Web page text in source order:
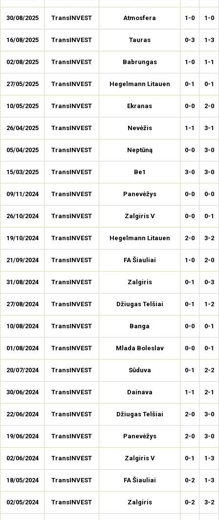
30/08/2025 TransINVEST Atmosfera 1-0 1-0
16/08/2025 TransINVEST Tauras 0-3 1-3
02/08/2025 TransINVEST Babrungas 1-0 1-1
27/05/2025 TransINVEST Hegelmann Litauen 0-1 0-1
10/05/2025 TransINVEST Ekranas 0-0 2-0
26/04/2025 TransINVEST Nevėžis 1-1 3-1
05/04/2025 TransINVEST Neptūną 0-0 3-0
15/03/2025 TransINVEST Be1 3-0 3-0
09/11/2024 TransINVEST Panevėžys 0-0 0-0
26/10/2024 TransINVEST Zalgiris V 0-0 0-1
19/10/2024 TransINVEST Hegelmann Litauen 2-0 3-2
21/09/2024 TransINVEST FA Šiauliai 1-0 2-0
31/08/2024 TransINVEST Zalgiris 0-1 0-3
27/08/2024 TransINVEST Džiugas Telšiai 0-1 1-2
10/08/2024 TransINVEST Banga 0-0 0-1
01/08/2024 TransINVEST Mlada Boleslav 0-0 0-1
20/07/2024 TransINVEST Sūduva 0-1 2-2
30/06/2024 TransINVEST Dainava 1-1 2-1
22/06/2024 TransINVEST Džiugas Telšiai 2-0 3-0
19/06/2024 TransINVEST Panevėžys 2-0 3-0
02/06/2024 TransINVEST Zalgiris V 0-1 1-3
18/05/2024 TransINVEST FA Šiauliai 0-2 1-3
02/05/2024 TransINVEST Zalgiris 0-2 3-2